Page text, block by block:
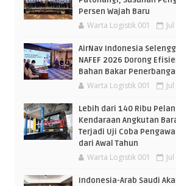
Persen Wajah Baru
Warta Logistik 001
AirNav Indonesia
NAFEF 2026 Dorong
Bahan Bakar
Warta Logistik 001
Lebih dari 140 Ribu
Kendaraan Angkutan
Terjadi Uji Coba
dari Awal Tahun
Warta Logistik 001
Indonesia-Arab Saudi